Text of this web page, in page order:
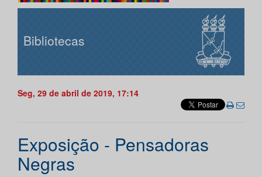
Bibliotecas
Seg, 29 de abril de 2019, 17:14
Exposição - Pensadoras
Negras